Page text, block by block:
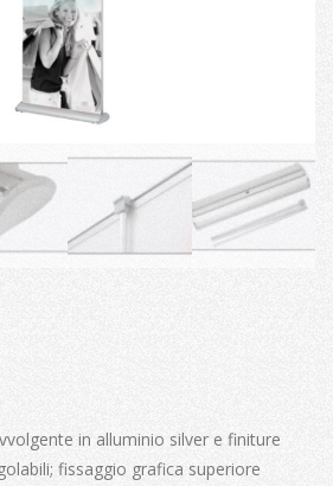
in alluminio silver e finiture
fissaggio grafica superiore